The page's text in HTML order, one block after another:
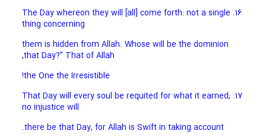
16. The Day whereon they will [all] come forth: not a single
thing concerning
them is hidden from Allah. Whose will be the dominion
that Day?” That of Allah,
the One the Irresistible!
17. That Day will every soul be requited for what it earned;
no injustice will
there be that Day, for Allah is Swift in taking account.